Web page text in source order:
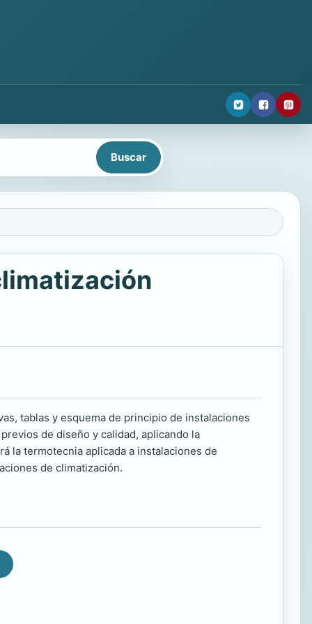
tablas y esquema de principio de instalaciones
de diseño y calidad, aplicando la
la termotecnia aplicada a instalaciones de
de climatización.